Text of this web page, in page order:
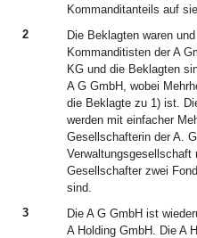
Kommanditanteils auf
2
Die Beklagten waren
Kommanditisten der A
KG und die Beklagten
A G GmbH, wobei
die Beklagte zu 1) ist.
werden mit einfacher
Gesellschafterin der A.
Verwaltungsgesellschaft
Gesellschafter zwei
sind.
3
Die A G GmbH ist
A Holding GmbH. Die A